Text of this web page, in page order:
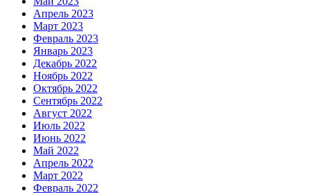
Апрель 2023
Март 2023
Февраль 2023
Январь 2023
Декабрь 2022
Ноябрь 2022
Октябрь 2022
Сентябрь 2022
Август 2022
Июль 2022
Июнь 2022
Май 2022
Апрель 2022
Март 2022
Февраль 2022